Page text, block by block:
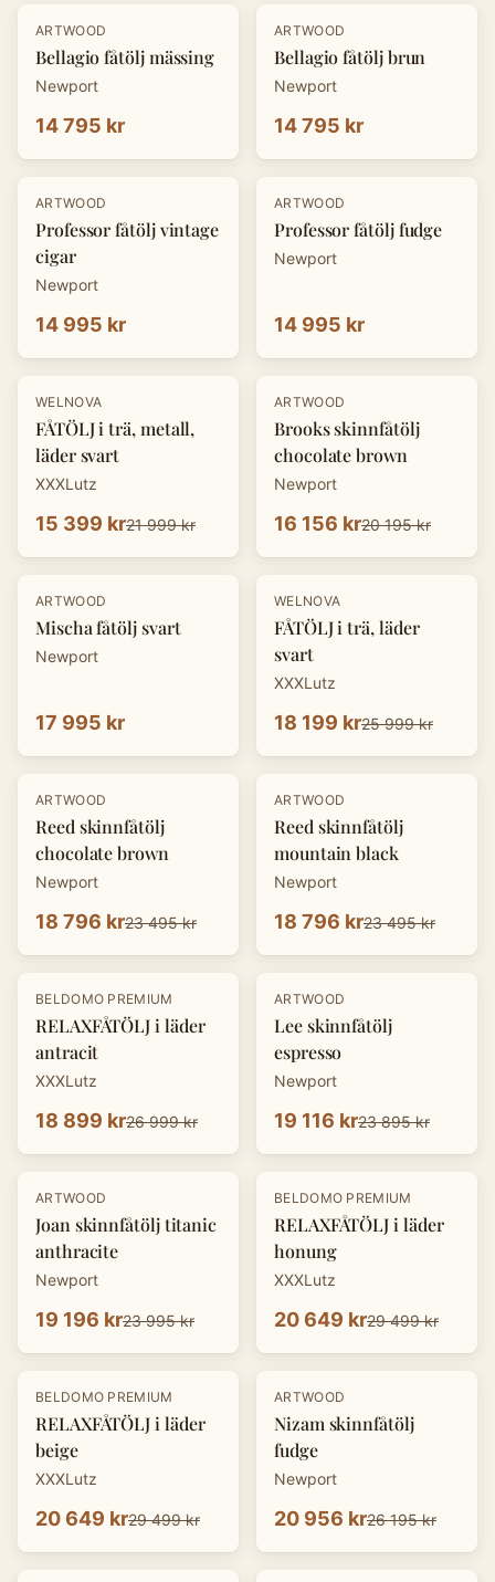
ARTWOOD
Bellagio fåtölj mässing
Newport
14 795 kr
ARTWOOD
Bellagio fåtölj brun
Newport
14 795 kr
ARTWOOD
Professor fåtölj vintage
cigar
Newport
14 995 kr
ARTWOOD
Professor fåtölj fudge
Newport
14 995 kr
-30 %
WELNOVA
FÅTÖLJ i trä, metall,
läder svart
XXXLutz
15 399 kr21 999 kr
-20%
ARTWOOD
Brooks skinnfåtölj
chocolate brown
Newport
16 156 kr20 195 kr
ARTWOOD
Mischa fåtölj svart
Newport
17 995 kr
-30 %
WELNOVA
FÅTÖLJ i trä, läder
svart
XXXLutz
18 199 kr25 999 kr
-20%
ARTWOOD
Reed skinnfåtölj
chocolate brown
Newport
18 796 kr23 495 kr
-20%
ARTWOOD
Reed skinnfåtölj
mountain black
Newport
18 796 kr23 495 kr
-30 %
BELDOMO PREMIUM
RELAXFÅTÖLJ i läder
antracit
XXXLutz
18 899 kr26 999 kr
-20%
ARTWOOD
Lee skinnfåtölj
espresso
Newport
19 116 kr23 895 kr
-20%
ARTWOOD
Joan skinnfåtölj titanic
anthracite
Newport
19 196 kr23 995 kr
-30 %
BELDOMO PREMIUM
RELAXFÅTÖLJ i läder
honung
XXXLutz
20 649 kr29 499 kr
-30 %
BELDOMO PREMIUM
RELAXFÅTÖLJ i läder
beige
XXXLutz
20 649 kr29 499 kr
-20%
ARTWOOD
Nizam skinnfåtölj
fudge
Newport
20 956 kr26 195 kr